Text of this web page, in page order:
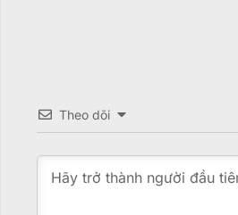
Theo dõi